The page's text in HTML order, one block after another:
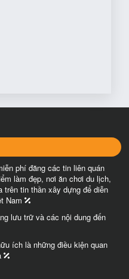
phí đăng các tin liên quán
làm đẹp, nơi ăn chơi du lịch,
tin thần xây dựng để diễn
Nam
lưu trữ và các nội dung đến
ích là những điều kiện quan